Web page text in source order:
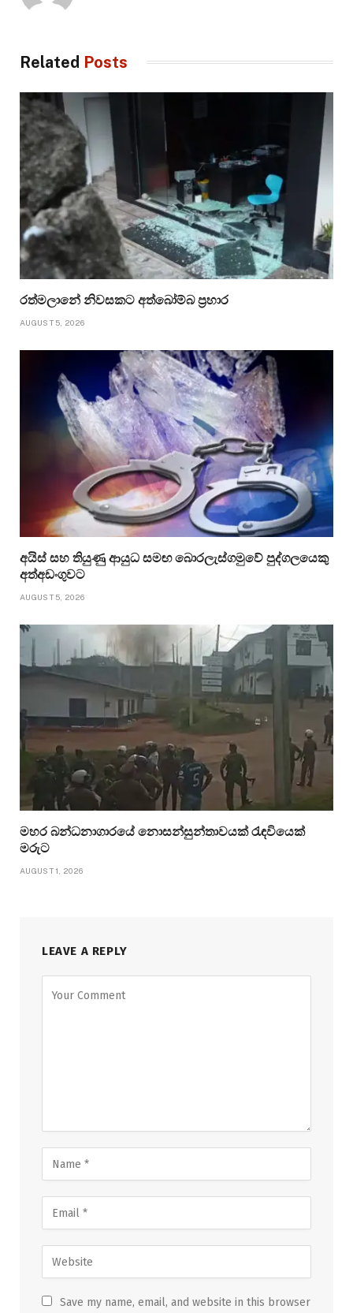
Related Posts
රත්මලානේ නිවසකට අත්බෝම්බ ප්‍රහාර
AUGUST 5, 2026
අයිස් සහ තියුණු ආයුධ සමඟ බොරලැස්ගමුවේ පුද්ගලයෙකු
අත්අඩංගුවට
AUGUST 5, 2026
මහර බන්ධනාගාරයේ නොසන්සුන්තාවයක් රැඳවියෙක්
මරුට
AUGUST 1, 2026
LEAVE A REPLY
Save my name, email, and website in this browser